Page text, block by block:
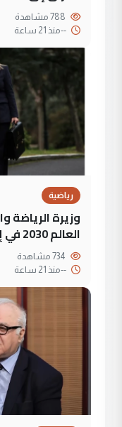
--منذ 21 ساعة
رياضية
وزيرة
العالم 2030 في إسبانيا
--منذ 21 ساعة